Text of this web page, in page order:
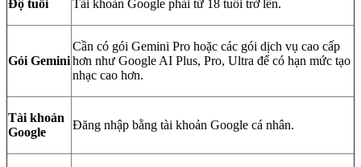
Độ tuổi Tài khoản Google phải từ 18 tuổi trở lên.
Gói Gemini
Cần có gói Gemini Pro hoặc các gói dịch vụ cao cấp
hơn như Google AI Plus, Pro, Ultra để có hạn mức tạo
nhạc cao hơn.
Tài khoản
Google
Đăng nhập bằng tài khoản Google cá nhân.